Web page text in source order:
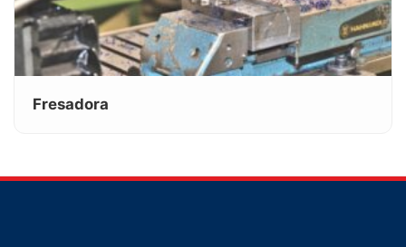
Fresadora